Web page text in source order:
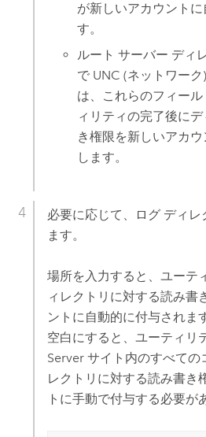
が新しいアカウント
す。
ルート サーバー ディ
で UNC (ネットワー
は、これらのフィー
ィリティの完了後に
き権限を新しいアカ
します。
必要に応じて、ログ ディ
ます。
場所を入力すると、ユーテ
ィレクトリに対する読み書
ントに自動的に付与されま
空白にすると、ユーティリ
Serverサイト内のすべての
レクトリに対する読み書き
トに手動で付与する必要が